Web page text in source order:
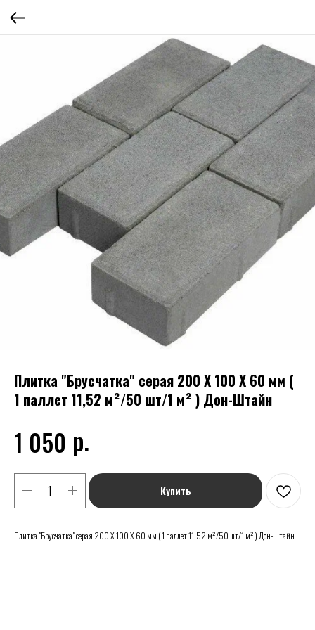
Плитка "Брусчатка" серая 200 Х 100 Х 60 мм (
1 паллет 11,52 м²/50 шт/1 м² ) Дон-Штайн
1 050 р.
Купить
Плитка "Брусчатка" серая 200 Х 100 Х 60 мм ( 1 паллет 11,52 м²/50 шт/1 м² ) Дон-Штайн